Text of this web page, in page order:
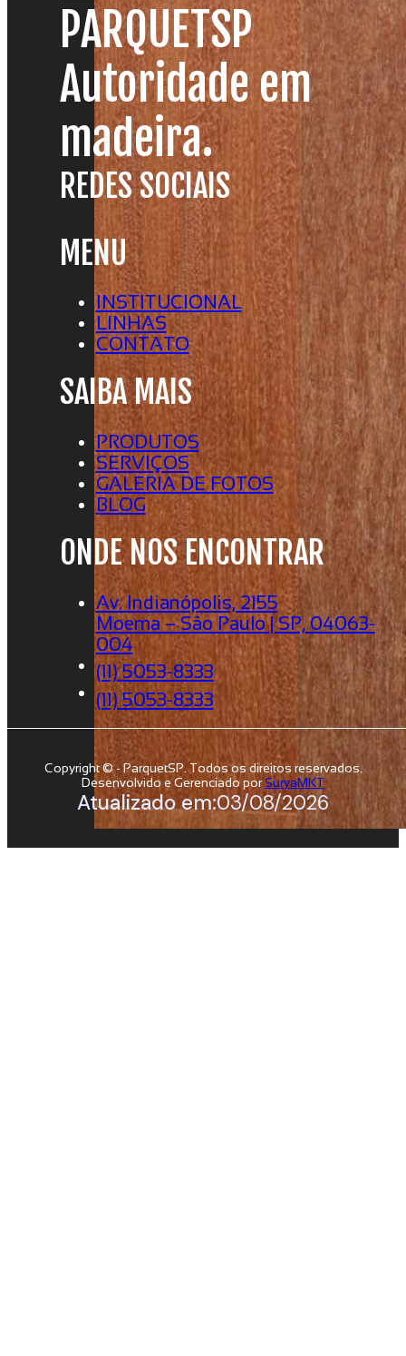
PARQUETSP
Autoridade em
madeira.
REDES SOCIAIS
MENU
INSTITUCIONAL
LINHAS
CONTATO
SAIBA MAIS
PRODUTOS
SERVIÇOS
GALERIA DE FOTOS
BLOG
ONDE NOS ENCONTRAR
Av. Indianópolis, 2155
Moema – São Paulo | SP, 04063-
004
(11) 5053-8333
(11) 5053-8333
Copyright © - ParquetSP. Todos os direitos reservados.
Desenvolvido e Gerenciado porSuryaMKT
Atualizado em:03/08/2026